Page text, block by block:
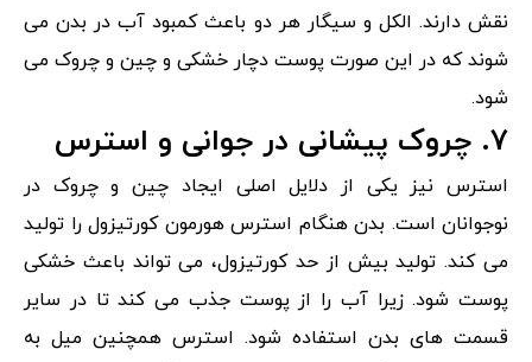
نقش دارند. الکل و سیگار هر دو باعث کمبود آب در بدن می
شوند که در این صورت پوست دچار خشکی و چین و چروک می
شود.
۷. چروک پیشانی در جوانی و استرس
استرس نیز یکی از دلایل اصلی ایجاد چین و چروک در
نوجوانان است. بدن هنگام استرس هورمون کورتیزول را تولید
می کند. تولید بیش از حد کورتیزول، می تواند باعث خشکی
پوست شود. زیرا آب را از پوست جذب می کند تا در سایر
قسمت های بدن استفاده شود. استرس همچنین میل به